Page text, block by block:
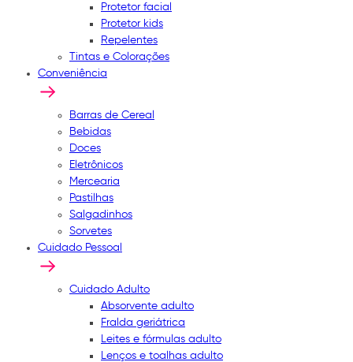
Protetor facial
Protetor kids
Repelentes
Tintas e Colorações
Conveniência
Barras de Cereal
Bebidas
Doces
Eletrônicos
Mercearia
Pastilhas
Salgadinhos
Sorvetes
Cuidado Pessoal
Cuidado Adulto
Absorvente adulto
Fralda geriátrica
Leites e fórmulas adulto
Lenços e toalhas adulto